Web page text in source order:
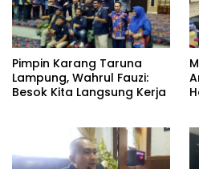
Pimpin Karang Taruna
Lampung, Wahrul Fauzi:
Besok Kita Langsung Kerja